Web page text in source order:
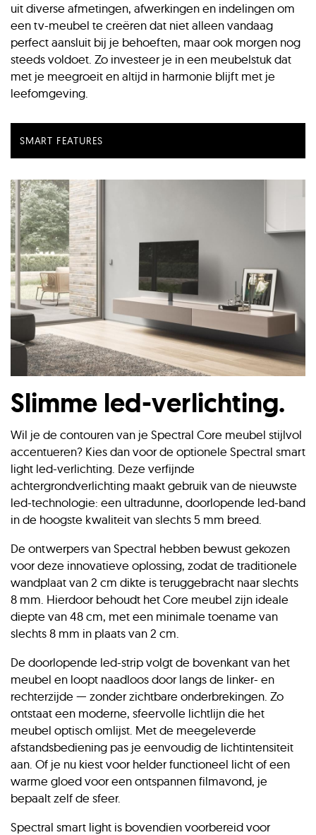
uit diverse afmetingen, afwerkingen en indelingen om
een tv-meubel te creëren dat niet alleen vandaag
perfect aansluit bij je behoeften, maar ook morgen nog
steeds voldoet. Zo investeer je in een meubelstuk dat
met je meegroeit en altijd in harmonie blijft met je
leefomgeving.
SMART FEATURES
Slimme led-verlichting.
Wil je de contouren van je Spectral Core meubel stijlvol
accentueren? Kies dan voor de optionele Spectral smart
light led-verlichting. Deze verfijnde
achtergrondverlichting maakt gebruik van de nieuwste
led-technologie: een ultradunne, doorlopende led-band
in de hoogste kwaliteit van slechts 5 mm breed.
De ontwerpers van Spectral hebben bewust gekozen
voor deze innovatieve oplossing, zodat de traditionele
wandplaat van 2 cm dikte is teruggebracht naar slechts
8 mm. Hierdoor behoudt het Core meubel zijn ideale
diepte van 48 cm, met een minimale toename van
slechts 8 mm in plaats van 2 cm.
De doorlopende led-strip volgt de bovenkant van het
meubel en loopt naadloos door langs de linker- en
rechterzijde — zonder zichtbare onderbrekingen. Zo
ontstaat een moderne, sfeervolle lichtlijn die het
meubel optisch omlijst. Met de meegeleverde
afstandsbediening pas je eenvoudig de lichtintensiteit
aan. Of je nu kiest voor helder functioneel licht of een
warme gloed voor een ontspannen filmavond, je
bepaalt zelf de sfeer.
Spectral smart light is bovendien voorbereid voor